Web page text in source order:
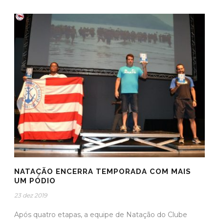
NATAÇÃO ENCERRA TEMPORADA COM MAIS
UM PÓDIO
23 dez 2019
Após quatro etapas, a equipe de Natação do Clube